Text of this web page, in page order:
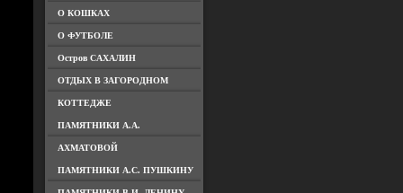
О КОШКАХ
О ФУТБОЛЕ
Остров САХАЛИН
ОТДЫХ В ЗАГОРОДНОМ
КОТТЕДЖЕ
ПАМЯТНИКИ А.А.
АХМАТОВОЙ
ПАМЯТНИКИ А.С. ПУШКИНУ